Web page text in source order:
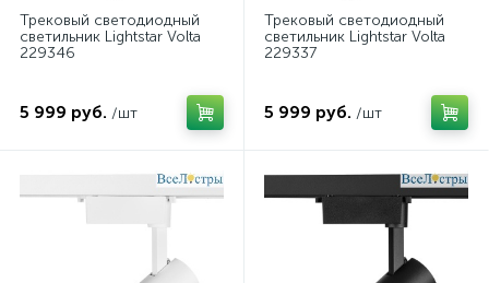
Трековый светодиодный
светильник Lightstar Volta
229346
5 999 руб. /шт
Трековый светодиодный
светильник Lightstar Volta
229337
5 999 руб. /шт